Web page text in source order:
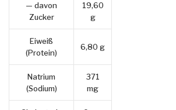
— davon
Zucker
19,60
g
Eiweiß
(Protein)
6,80 g
Natrium
(Sodium)
371
mg